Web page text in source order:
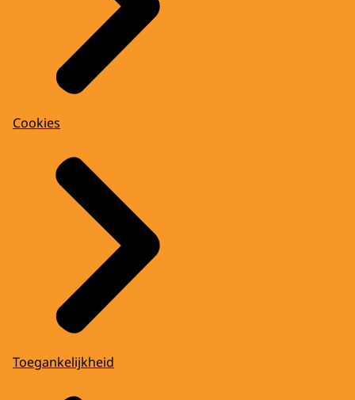
Cookies
Toegankelijkheid